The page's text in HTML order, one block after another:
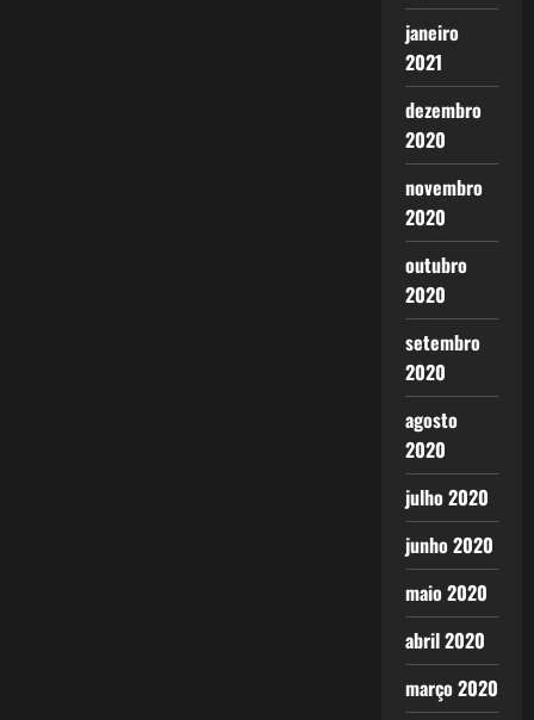
janeiro
2021
dezembro
2020
novembro
2020
outubro
2020
setembro
2020
agosto
2020
julho 2020
junho 2020
maio 2020
abril 2020
março 2020